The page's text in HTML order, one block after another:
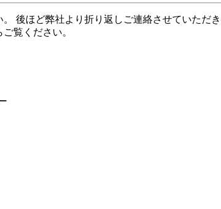
後ほど弊社より折り返しご連絡させていただ
ご覧ください。